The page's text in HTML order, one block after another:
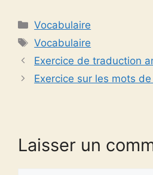
Catégories
Vocabulaire
Étiquettes
Vocabulaire
Exercice de traduction
Exercice sur les mots
Laisser un